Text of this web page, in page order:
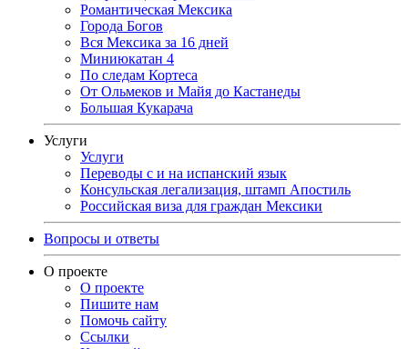
Романтическая Мексика
Города Богов
Вся Мексика за 16 дней
Миниюкатан 4
По следам Кортеса
От Ольмеков и Майя до Кастанеды
Большая Кукарача
Услуги
Услуги
Переводы с и на испанский язык
Консульская легализация, штамп Апостиль
Российская виза для граждан Мексики
Вопросы и ответы
О проекте
О проекте
Пишите нам
Помочь сайту
Ссылки